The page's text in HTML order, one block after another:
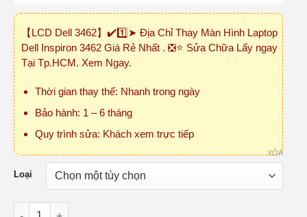
₫495,000
đến
【LCD Dell 3462】✔️1️⃣➤ Địa Chỉ Thay Màn Hình Laptop
Dell Inspiron 3462 Giá Rẻ Nhất . ❎⭐ Sửa Chữa Lấy ngay
Tại Tp.HCM. Xem Ngay.
Thời gian thay thế: Nhanh trong ngày
Bảo hành: 1 – 6 tháng
Quy trình sửa: Khách xem trực tiếp
Loại
XÓA
Màn Hình Laptop Dell Inspiron 3462 số lượng